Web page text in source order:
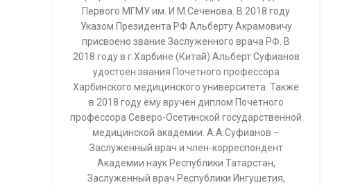
Первого МГМУ им. И.М.Сеченова. В 2018 году
Указом Президента РФ Альберту Акрамовичу
присвоено звание Заслуженного врача РФ. В
2018 году в г.Харбине (Китай) Альберт Суфианов
удостоен звания Почетного профессора
Харбинского медицинского университета. Также
в 2018 году ему вручен диплом Почетного
профессора Северо-Осетинской государственной
медицинской академии. А.А.Суфианов –
Заслуженный врач и член-корреспондент
Академии наук Республики Татарстан,
Заслуженный врач Республики Ингушетия,